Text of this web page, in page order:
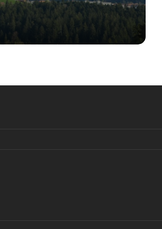
WikiLeaks: Запад осознавал риск
вступления Украины в НАТО